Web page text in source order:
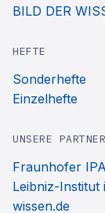
BILD DER
HEFTE
Sonderhefte
Einzelhefte
UNSERE PARTNER
Fraunhofer IPA
Leibniz-Institut
wissen.de